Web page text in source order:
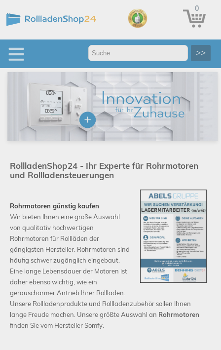
0
>>
Schließen
RollladenShop24 - Ihr Experte für Rohrmotoren
und Rollladensteuerungen
Rohrmotoren günstig kaufen
Wir bieten Ihnen eine große Auswahl
von qualitativ hochwertigen
Rohrmotoren für Rollläden der
gängigsten Hersteller. Rohrmotoren sind
häufig schwer zugänglich eingebaut.
Eine lange Lebensdauer der Motoren ist
daher ebenso wichtig, wie ein
geräuscharmer Antrieb Ihrer Rollläden.
Unsere Rollladenprodukte und Rollladenzubehör sollen Ihnen
lange Freude machen. Unsere größte Auswahl an Rohrmotoren
finden Sie vom Hersteller Somfy.